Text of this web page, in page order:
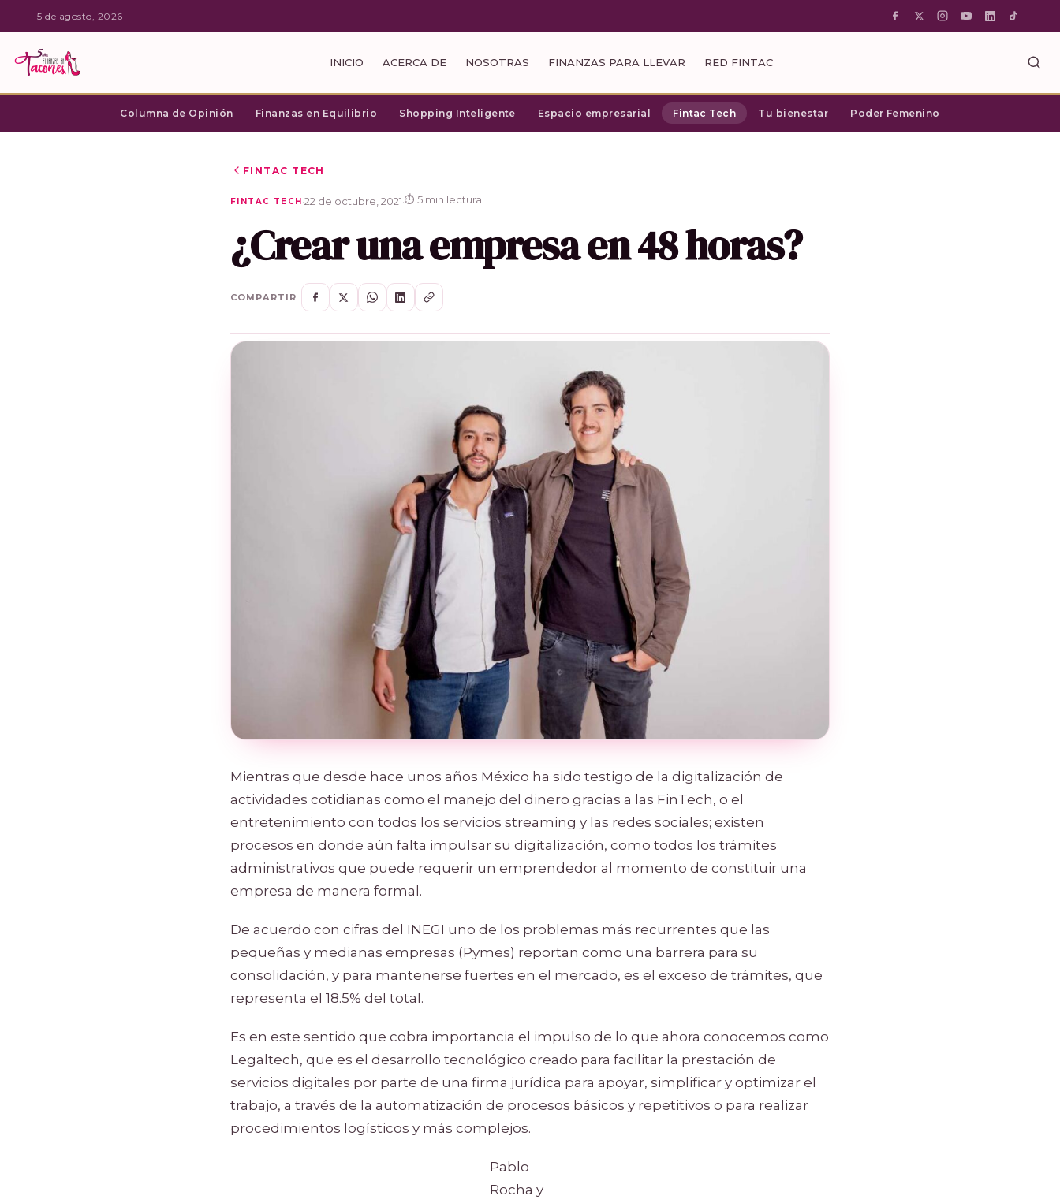
·5 de agosto, 2026
INICIO ACERCA DE NOSOTRAS FINANZAS PARA LLEVAR RED FINTAC
Columna de Opinión Finanzas en Equilibrio Shopping Inteligente Espacio empresarial Fintac Tech Tu bienestar Poder Femenino
FINTAC TECH
FINTAC TECH·22 de octubre, 2021·⏱ 5 min lectura
¿Crear una empresa en 48 horas?
COMPARTIR
Mientras que desde hace unos años México ha sido testigo de la digitalización de
actividades cotidianas como el manejo del dinero gracias a las FinTech, o el
entretenimiento con todos los servicios streaming y las redes sociales; existen
procesos en donde aún falta impulsar su digitalización, como todos los trámites
administrativos que puede requerir un emprendedor al momento de constituir una
empresa de manera formal.
De acuerdo con cifras del INEGI uno de los problemas más recurrentes que las
pequeñas y medianas empresas (Pymes) reportan como una barrera para su
consolidación, y para mantenerse fuertes en el mercado, es el exceso de trámites, que
representa el 18.5% del total.
Es en este sentido que cobra importancia el impulso de lo que ahora conocemos como
Legaltech, que es el desarrollo tecnológico creado para facilitar la prestación de
servicios digitales por parte de una firma jurídica para apoyar, simplificar y optimizar el
trabajo, a través de la automatización de procesos básicos y repetitivos o para realizar
procedimientos logísticos y más complejos.
Pablo
Rocha y